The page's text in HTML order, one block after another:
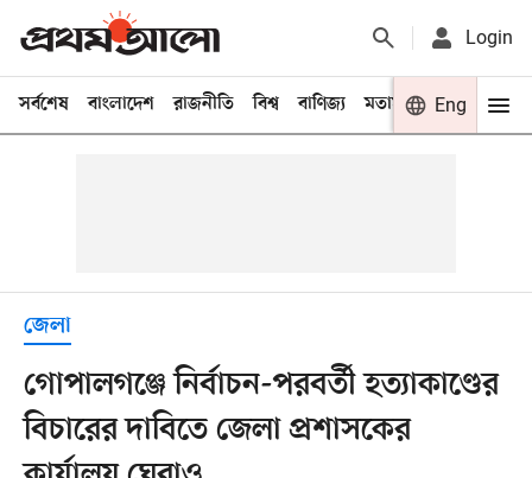
Login
সর্বশেষ বাংলাদেশ রাজনীতি বিশ্ব বাণিজ্য মতামত খেলা
Eng
জেলা
গোপালগঞ্জে নির্বাচন-পরবর্তী হত্যাকাণ্ডের
বিচারের দাবিতে জেলা প্রশাসকের